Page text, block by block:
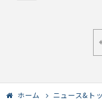
ホーム ニュース&ト